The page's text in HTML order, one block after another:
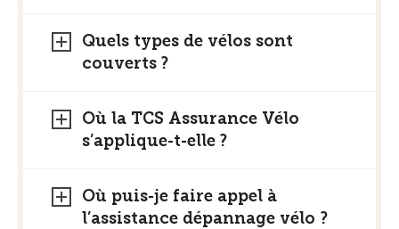
Quels types de vélos sont
couverts ?
Où la TCS Assurance Vélo
s’applique-t-elle ?
Où puis-je faire appel à
l’assistance dépannage vélo ?